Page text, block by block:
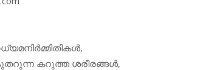
കറുത്ത ശരീരങ്ങള്‍,